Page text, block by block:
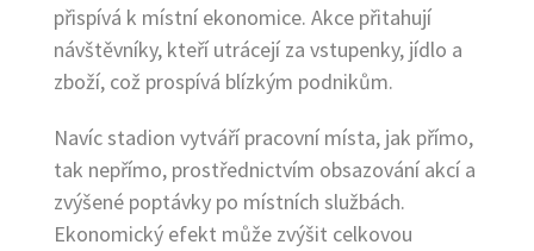
přispívá k místní ekonomice. Akce přitahují
návštěvníky, kteří utrácejí za vstupenky, jídlo a
zboží, což prospívá blízkým podnikům.
Navíc stadion vytváří pracovní místa, jak přímo,
tak nepřímo, prostřednictvím obsazování akcí a
zvýšené poptávky po místních službách.
Ekonomický efekt může zvýšit celkovou